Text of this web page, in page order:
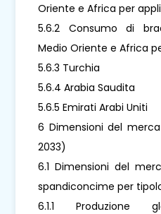
Oriente e Africa per
5.6.2 Consumo di
Medio Oriente e Africa
5.6.3 Turchia
5.6.4 Arabia Saudita
5.6.5 Emirati Arabi Uniti
6 Dimensioni del
2033)
6.1 Dimensioni del
spandiconcime per
6.1.1 Produzione